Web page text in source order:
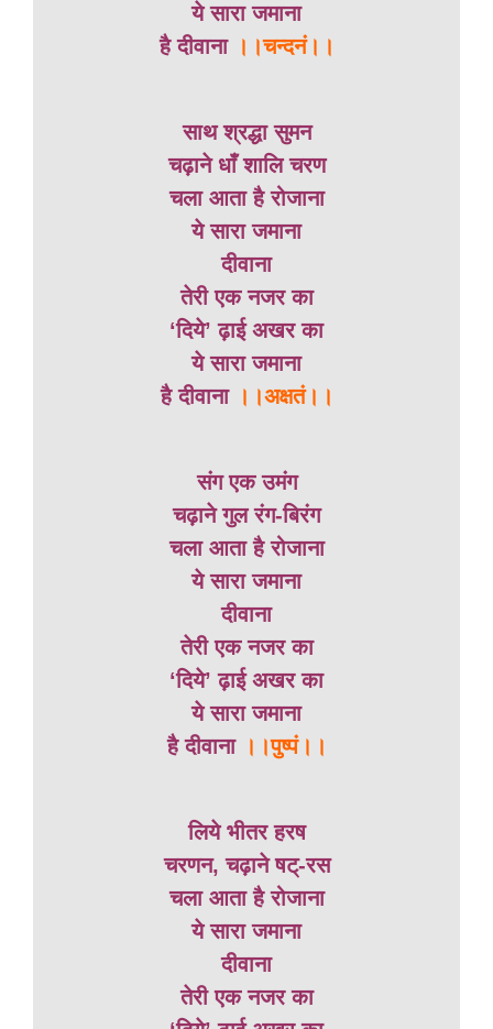
ये सारा जमाना
है दीवाना ।।चन्दनं।।
साथ श्रद्धा सुमन
चढ़ाने धाँ शालि चरण
चला आता है रोजाना
ये सारा जमाना
दीवाना
तेरी एक नजर का
‘दिये’ ढ़ाई अखर का
ये सारा जमाना
है दीवाना ।।अक्षतं।।
संग एक उमंग
चढ़ाने गुल रंग-बिरंग
चला आता है रोजाना
ये सारा जमाना
दीवाना
तेरी एक नजर का
‘दिये’ ढ़ाई अखर का
ये सारा जमाना
है दीवाना ।।पुष्पं।।
लिये भीतर हरष
चरणन, चढ़ाने षट्-रस
चला आता है रोजाना
ये सारा जमाना
दीवाना
तेरी एक नजर का